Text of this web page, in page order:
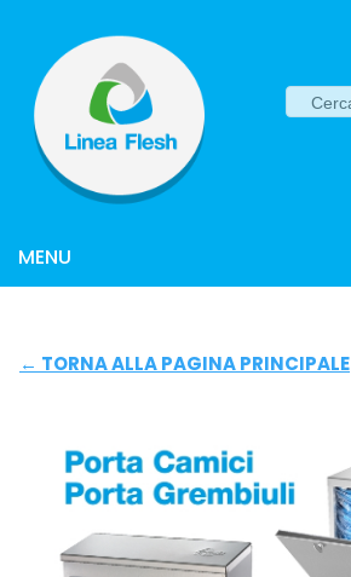
← TORNA ALLA PAGINA PRINCIPALE